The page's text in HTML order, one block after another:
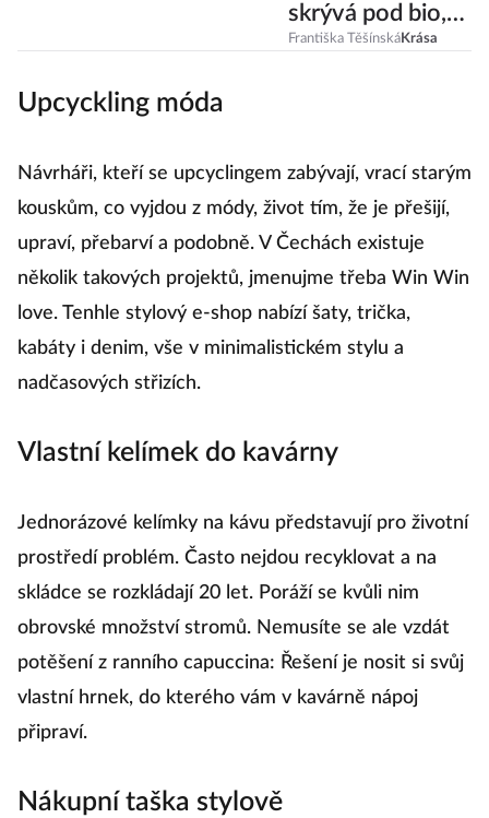
skrývá pod bio,
eko, raw nebo
Františka TěšínskáKrása
Upcyckling móda
Návrháři, kteří se upcyclingem zabývají, vrací starým
kouskům, co vyjdou z módy, život tím, že je přešijí,
upraví, přebarví a podobně. V Čechách existuje
několik takových projektů, jmenujme třeba Win Win
love. Tenhle stylový e-shop nabízí šaty, trička,
kabáty i denim, vše v minimalistickém stylu a
nadčasových střizích.
Vlastní kelímek do kavárny
Jednorázové kelímky na kávu představují pro životní
prostředí problém. Často nejdou recyklovat a na
skládce se rozkládají 20 let. Poráží se kvůli nim
obrovské množství stromů. Nemusíte se ale vzdát
potěšení z ranního capuccina: Řešení je nosit si svůj
vlastní hrnek, do kterého vám v kavárně nápoj
připraví.
Nákupní taška stylově